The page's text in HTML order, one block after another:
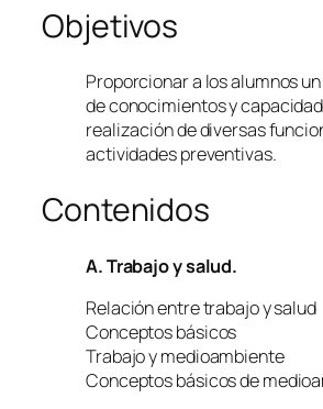
Objetivos
Proporcionar a los alumnos
de conocimientos y
realización de diversas
actividades preventivas.
Contenidos
A. Trabajo y salud.
Relación entre trabajo y salud
Conceptos básicos
Trabajo y medioambiente
Conceptos básicos de